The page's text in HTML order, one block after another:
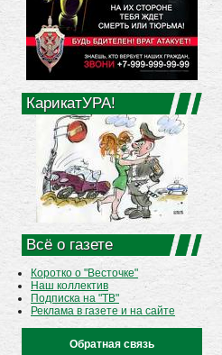
КарикатУРА!
Всё о газете
Коротко о "Весточке"
Наш коллектив
Подписка на "ТВ"
Реклама в газете и на сайте
Обратная связь